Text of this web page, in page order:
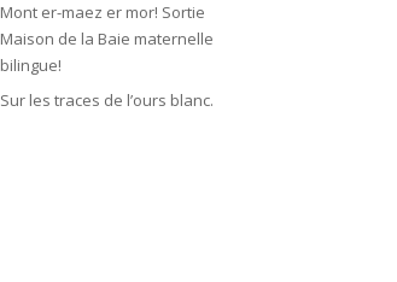
Mont er-maez er mor! Sortie
Maison de la Baie maternelle
bilingue!
Sur les traces de l’ours blanc.